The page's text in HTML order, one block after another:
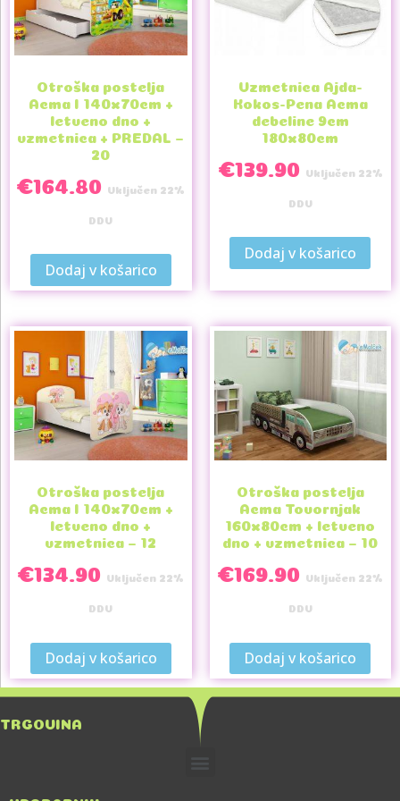
Otroška postelja
Acma I 140x70cm +
letveno dno +
vzmetnica + PREDAL –
20
€164.80 Vključen 22%
DDV
Dodaj v košarico
Vzmetnica Ajda-
Kokos-Pena Acma
debeline 9cm
180x80cm
€139.90 Vključen 22%
DDV
Dodaj v košarico
Otroška postelja
Acma I 140x70cm +
letveno dno +
vzmetnica – 12
€134.90 Vključen 22%
DDV
Dodaj v košarico
Otroška postelja
Acma Tovornjak
160x80cm + letveno
dno + vzmetnica – 10
€169.90 Vključen 22%
DDV
Dodaj v košarico
TRGOVINA